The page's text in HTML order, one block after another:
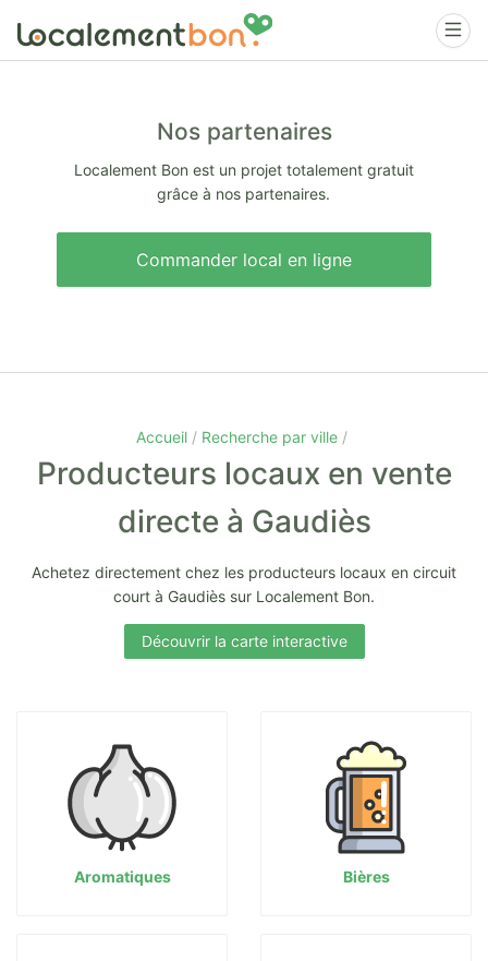
Nos partenaires
Localement Bon est un projet totalement gratuit
grâce à nos partenaires.
Commander local en ligne
Accueil Recherche par ville
Producteurs locaux en vente
directe à Gaudiès
Achetez directement chez les producteurs locaux en circuit
court à Gaudiès sur Localement Bon.
Découvrir la carte interactive
Aromatiques Bières